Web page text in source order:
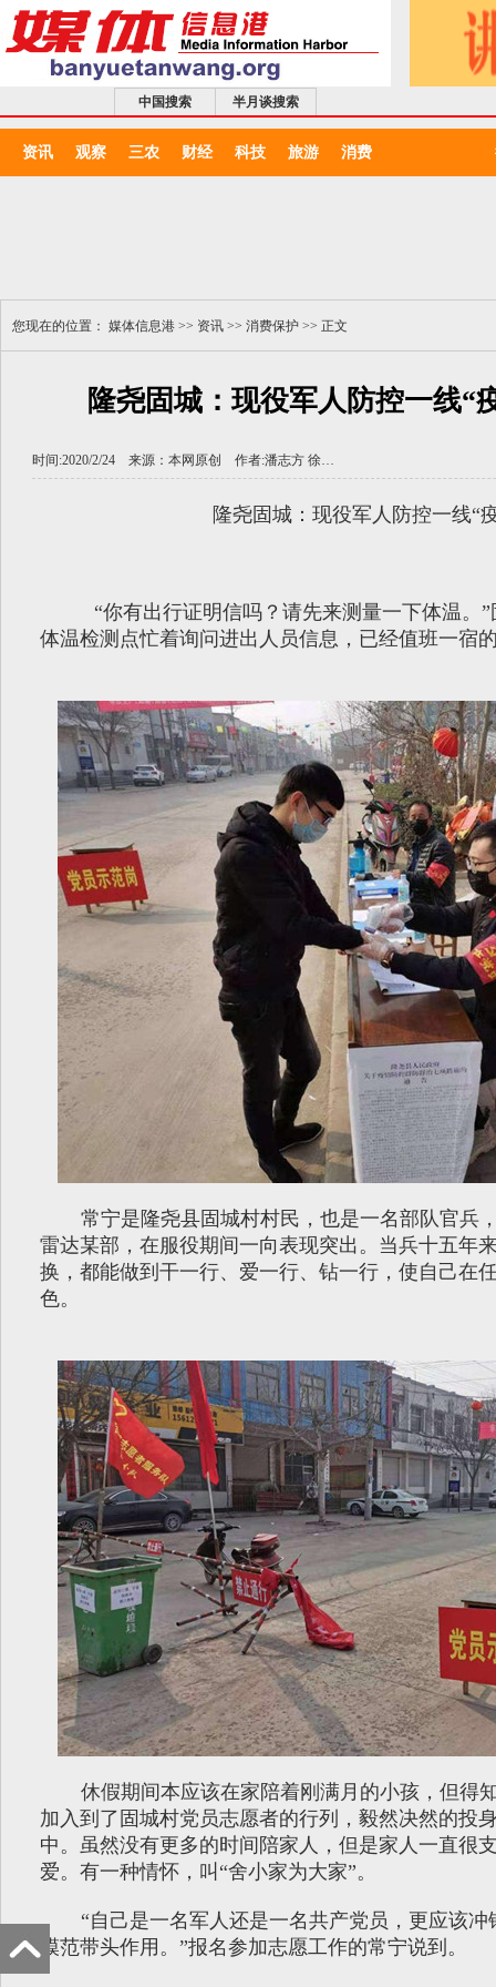
中国搜索 半月谈搜索
资讯 观察 三农 财经 科技 旅游 消费
您现在的位置： 媒体信息港 >> 资讯 >> 消费保护 >> 正文
隆尧固城：现役军人防控一线“
时间:2020/2/24 来源： 本网原创 作者:潘志方 徐…
隆尧固城：现役军人防控一线“
“你有出行证明信吗？请先来测量一下体温。
体温检测点忙着询问进出人员信息，已经值班一宿
常宁是隆尧县固城村村民，也是一名部队官兵
雷达某部，在服役期间一向表现突出。当兵十五年
换，都能做到干一行、爱一行、钻一行，使自己在
色。
休假期间本应该在家陪着刚满月的小孩，但得
加入到了固城村党员志愿者的行列，毅然决然的投
中。虽然没有更多的时间陪家人，但是家人一直很
爱。有一种情怀，叫“舍小家为大家”。
“自己是一名军人还是一名共产党员，更应该
模范带头作用。”报名参加志愿工作的常宁说到。